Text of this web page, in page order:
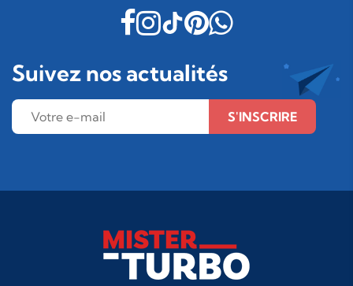
Suivez nos actualités
S'INSCRIRE